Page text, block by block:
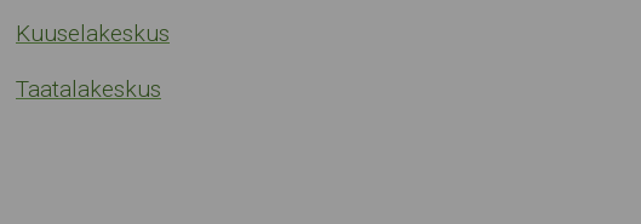
Kuuselakeskus
Taatalakeskus